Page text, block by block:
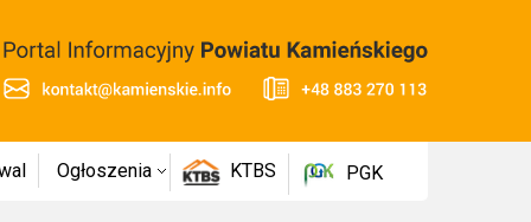
Ogłoszenia KTBS PGK